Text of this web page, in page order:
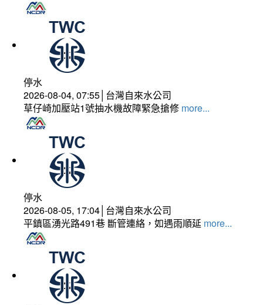
停水
2026-08-04, 07:55│台灣自來水公司
草仔崎加壓站1號抽水機故障緊急搶修 more...
停水
2026-08-05, 17:04│台灣自來水公司
平鎮區湧光路491巷 斷管連絡，如遇雨順延 more...